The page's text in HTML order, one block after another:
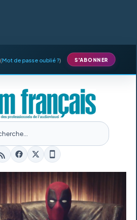
(Mot de passe oublié ?) S'ABONNER